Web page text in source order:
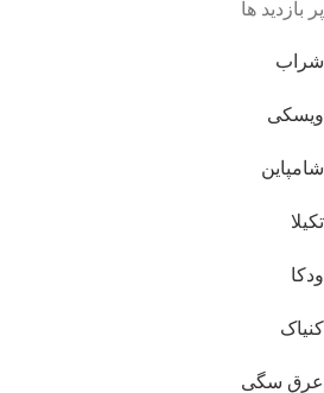
پر بازدید ها
شراب
ویسکی
شامپاین
تکیلا
ودکا
کنیاک
عرق سگی